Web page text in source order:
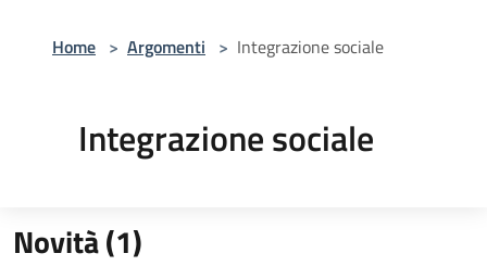
Home > Argomenti > Integrazione sociale
Integrazione sociale
Novità (1)